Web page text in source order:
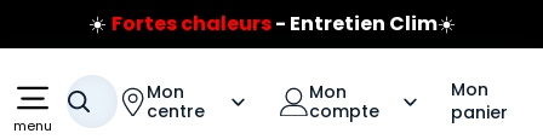
Aller au contenu principal
Aller à la navigation
☀️ Fortes chaleurs- Entretien Clim☀️
Prix coûtant pneus Bridgestone
🔥
Jusqu'à 120€ remboursés
sur les pneus Bridgestone
menu
Votre recherche
Mon
centre
Mon
compte
Mon
panier